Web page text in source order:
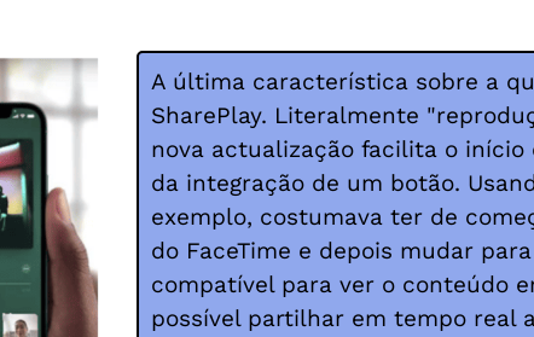
A última característica sobre a
SharePlay. Literalmente
nova actualização facilita o início
da integração de um botão.
exemplo, costumava ter de
do FaceTime e depois mudar
compatível para ver o conteúdo
possível partilhar em tempo real